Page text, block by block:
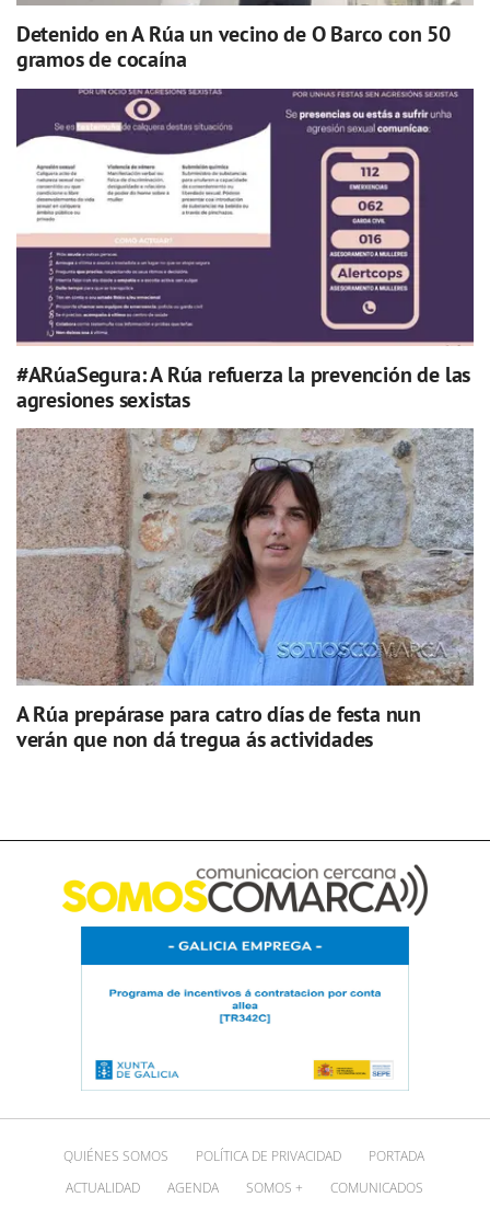
Detenido en A Rúa un vecino de O Barco con 50
gramos de cocaína
#ARúaSegura: A Rúa refuerza la prevención de las
agresiones sexistas
A Rúa prepárase para catro días de festa nun
verán que non dá tregua ás actividades
QUIÉNES SOMOS POLÍTICA DE PRIVACIDAD
PORTADA
ACTUALIDAD
AGENDA SOMOS + COMUNICADOS